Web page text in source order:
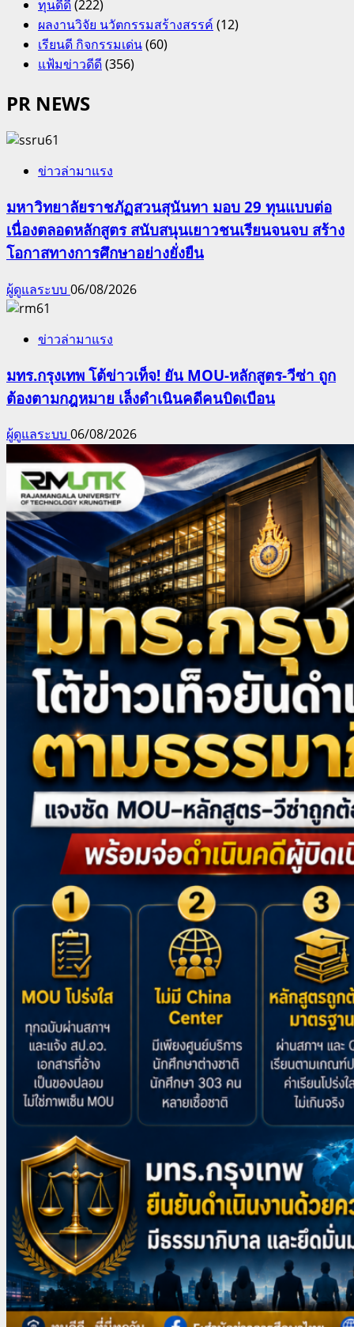
ทุนดีดี(222)
ผลงานวิจัย นวัตกรรมสร้างสรรค์(12)
เรียนดี กิจกรรมเด่น(60)
แฟ้มข่าวดีดี(356)
PR NEWS
ข่าวล่ามาแรง
มหาวิทยาลัยราชภัฏสวนสุนันทา มอบ 29 ทุนแบบต่อ
เนื่องตลอดหลักสูตร สนับสนุนเยาวชนเรียนจนจบ สร้าง
โอกาสทางการศึกษาอย่างยั่งยืน
ผู้ดูแลระบบ 06/08/2026
ข่าวล่ามาแรง
มทร.กรุงเทพ โต้ข่าวเท็จ! ยัน MOU-หลักสูตร-วีซ่า ถูก
ต้องตามกฎหมาย เล็งดำเนินคดีคนบิดเบือน
ผู้ดูแลระบบ 06/08/2026